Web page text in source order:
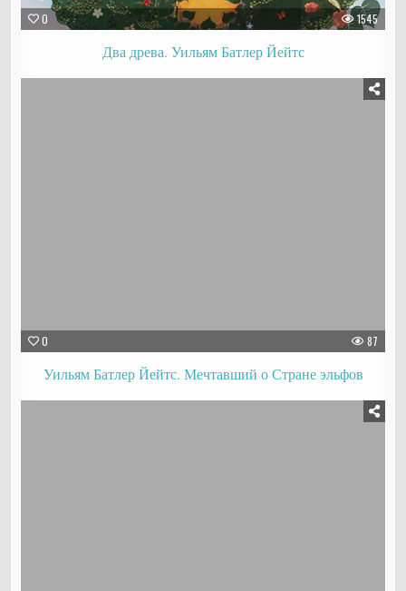
0 1545
Два древа. Уильям Батлер Йейтс
0 87
Уильям Батлер Йейтс. Мечтавший о Стране эльфов